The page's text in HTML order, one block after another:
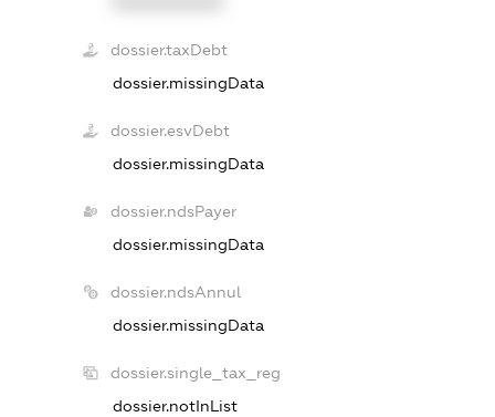
dossier.taxDebt
dossier.missingData
dossier.esvDebt
dossier.missingData
dossier.ndsPayer
dossier.missingData
dossier.ndsAnnul
dossier.missingData
dossier.single_tax_reg
dossier.notInList